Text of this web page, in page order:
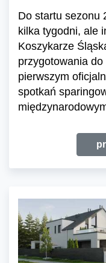
Do startu sezonu
kilka tygodni, ale
Koszykarze
przygotowania
pierwszym
spotkań